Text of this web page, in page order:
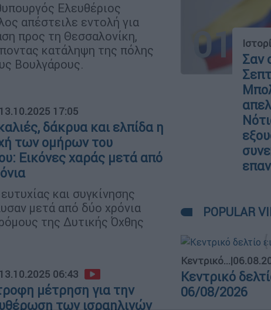
Ελευθέριος
απέστειλε εντολή για
προς τη Θεσσαλονίκη,
κατάληψη της πόλης
Βουλγάρους.
13.10.2025 17:05
δάκρυα και ελπίδα η
των ομήρων του
Εικόνες χαράς μετά από
και συγκίνησης
μετά από δύο χρόνια
της Δυτικής Όχθης
13.10.2025 06:43
μέτρηση για την
των ισραηλινών
01
Σαν
POPULAR
Κεντρικό...|
Κεντρικό
06/08/2026